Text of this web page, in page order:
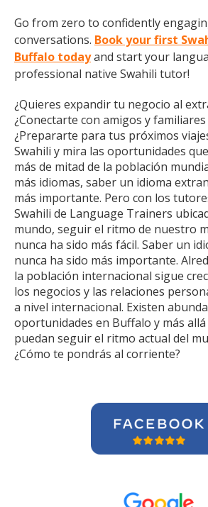
Go from zero to confidently
conversations. Book your first
Buffalo todayand start your
professional native Swahili tutor!
¿Quieres expandir tu negocio al
¿Conectarte con amigos y
¿Prepararte para tus próximos
Swahili y mira las oportunidades
más de mitad de la población
más idiomas, saber un idioma
más importante. Pero con los
Swahili de Language Trainers
mundo, seguir el ritmo de nuestro
nunca ha sido más fácil. Saber un
nunca ha sido más importante.
la población internacional sigue
los negocios y las relaciones
a nivel internacional. Existen
oportunidades en Buffalo y más
puedan seguir el ritmo actual del
¿Cómo te pondrás al corriente?